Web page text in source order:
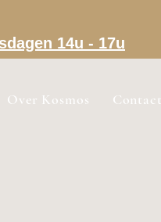
14u - 17u
Over Kosmos Contact